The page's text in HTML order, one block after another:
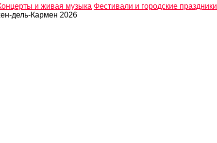
и живая музыка Фестивали и городские праздники
дель-Кармен 2026